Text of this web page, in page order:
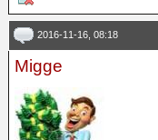
2016-11-16, 08:18
Migge